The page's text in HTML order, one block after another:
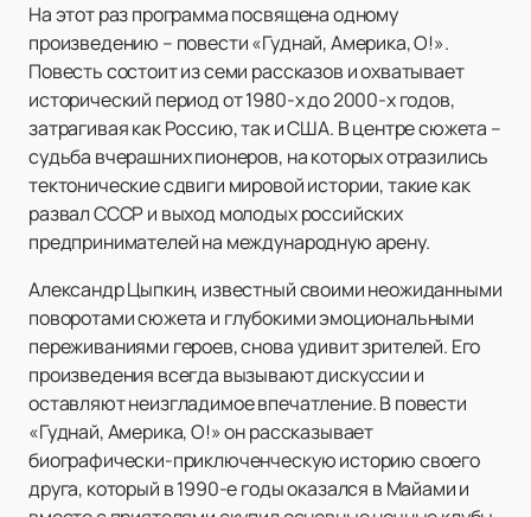
На этот раз программа посвящена одному
произведению – повести «Гуднай, Америка, О!».
Повесть состоит из семи рассказов и охватывает
исторический период от 1980-х до 2000-х годов,
затрагивая как Россию, так и США. В центре сюжета –
судьба вчерашних пионеров, на которых отразились
тектонические сдвиги мировой истории, такие как
развал СССР и выход молодых российских
предпринимателей на международную арену.
Александр Цыпкин, известный своими неожиданными
поворотами сюжета и глубокими эмоциональными
переживаниями героев, снова удивит зрителей. Его
произведения всегда вызывают дискуссии и
оставляют неизгладимое впечатление. В повести
«Гуднай, Америка, О!» он рассказывает
биографически-приключенческую историю своего
друга, который в 1990-е годы оказался в Майами и